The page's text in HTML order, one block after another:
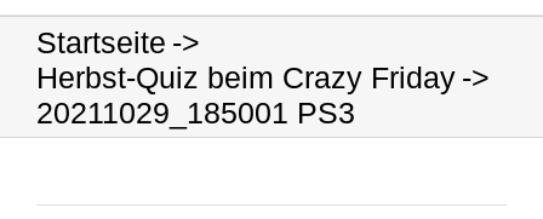
Startseite
Herbst-Quiz beim Crazy Friday
20211029_185001 PS3